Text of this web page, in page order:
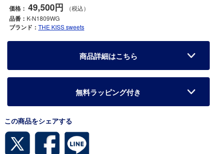
価格： 49,500円 （税込）
品番： K-N1809WG
ブランド： THE KISS sweets
商品詳細はこちら
無料ラッピング付き
この商品をシェアする